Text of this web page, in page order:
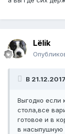
Lёlik
В
Выгодно если
стола,все
готовое и в
в насыпушную